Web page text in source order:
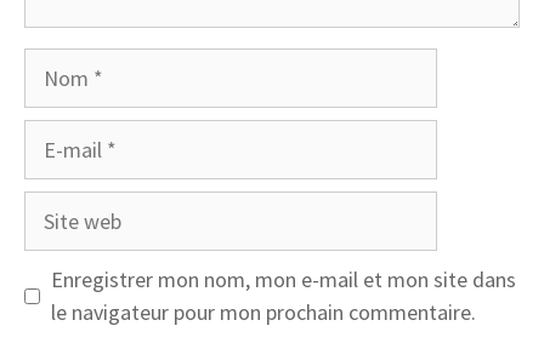
Site
Enregistrer mon nom, mon e-mail et mon site dans
le navigateur pour mon prochain commentaire.